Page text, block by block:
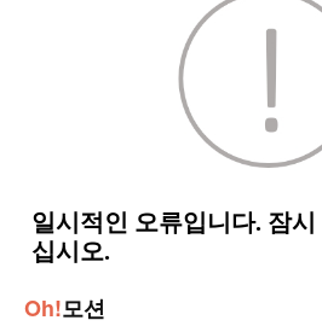
Oh!모션